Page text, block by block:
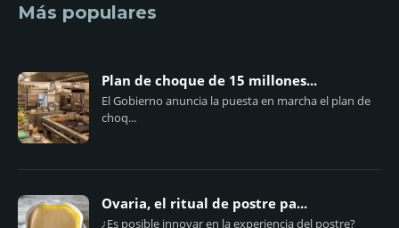
Más populares
Plan de choque de 15 millones...
El Gobierno anuncia la puesta en marcha el plan de
choq...
Ovaria, el ritual de postre pa...
¿Es posible innovar en la experiencia del postre?